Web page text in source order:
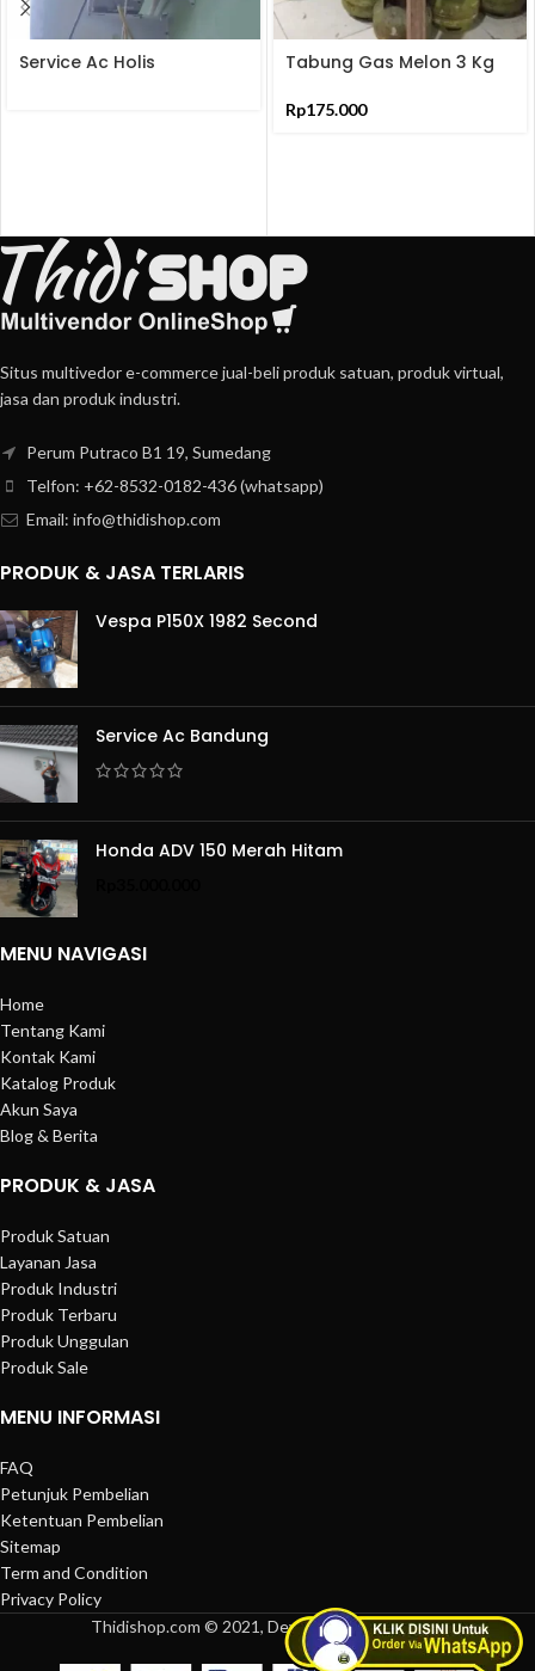
Service Ac Holis
Beli
Produk
Tabung Gas Melon 3 Kg
Rp175.000
Situs multivedor e-commerce jual-beli produk satuan, produk virtual,
jasa dan produk industri.
Perum Putraco B1 19, Sumedang
Telfon: +62-8532-0182-436 (whatsapp)
Email: info@thidishop.com
PRODUK & JASA TERLARIS
Vespa P150X 1982 Second
Service Ac Bandung
Honda ADV 150 Merah Hitam
MENU NAVIGASI
Home
Tentang Kami
Kontak Kami
Katalog Produk
Akun Saya
Blog & Berita
PRODUK & JASA
Produk Satuan
Layanan Jasa
Produk Industri
Produk Terbaru
Produk Unggulan
Produk Sale
MENU INFORMASI
FAQ
Petunjuk Pembelian
Ketentuan Pembelian
Sitemap
Term and Condition
Privacy Policy
Thidishop.com © 2021, Developed byThidiweb